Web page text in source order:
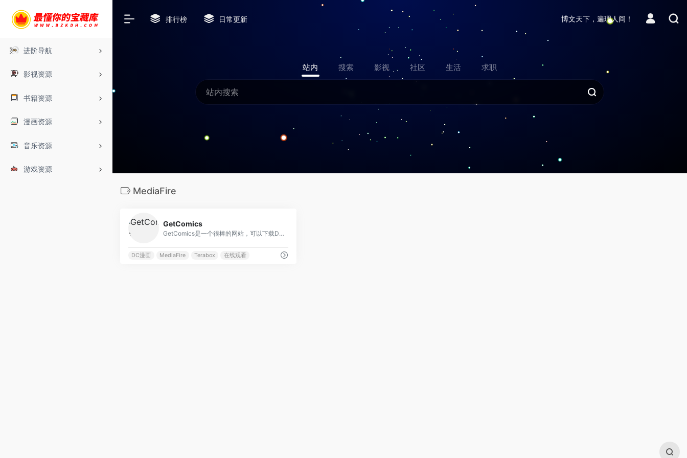
进阶导航
影视资源
书籍资源
漫画资源
音乐资源
游戏资源
排行榜 日常更新 博文天下，遍理人间！
站内 搜索 影视 社区 生活 求职
MediaFire
GetComics
GetComics是一个很棒的网站，可以下载DC，漫威，黑马，炸药，IDW，Oni，等更多的漫画，下载需要科学上网。
DC漫画 MediaFire Terabox 在线观看